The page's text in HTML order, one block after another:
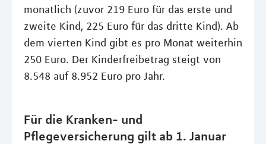
monatlich (zuvor 219 Euro für das erste und
zweite Kind, 225 Euro für das dritte Kind). Ab
dem vierten Kind gibt es pro Monat weiterhin
250 Euro. Der Kinderfreibetrag steigt von
8.548 auf 8.952 Euro pro Jahr.
Für die Kranken- und
Pflegeversicherung gilt ab 1. Januar